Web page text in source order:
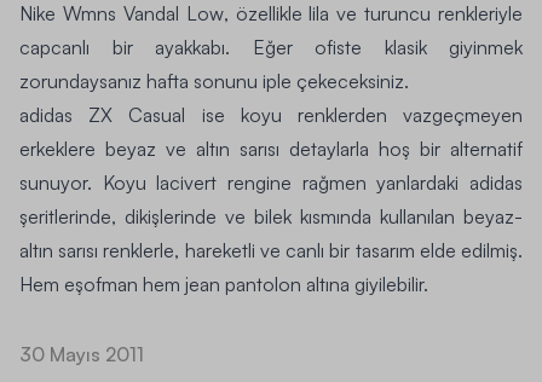
Nike Wmns Vandal Low, özellikle lila ve turuncu renkleriyle
capcanlı bir ayakkabı. Eğer ofiste klasik giyinmek
zorundaysanız hafta sonunu iple çekeceksiniz.
adidas ZX Casual ise koyu renklerden vazgeçmeyen
erkeklere beyaz ve altın sarısı detaylarla hoş bir alternatif
sunuyor. Koyu lacivert rengine rağmen yanlardaki adidas
şeritlerinde, dikişlerinde ve bilek kısmında kullanılan beyaz-
altın sarısı renklerle, hareketli ve canlı bir tasarım elde edilmiş.
Hem eşofman hem jean pantolon altına giyilebilir.
30 Mayıs 2011